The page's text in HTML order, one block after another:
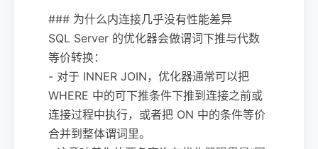
### 为什么内连接几乎没有性能差异
SQL Server 的优化器会做谓词下推与代数
等价转换：
- 对于 INNER JOIN，优化器通常可以把
WHERE 中的可下推条件下推到连接之前或
连接过程中执行，或者把 ON 中的条件等价
合并到整体谓词里。